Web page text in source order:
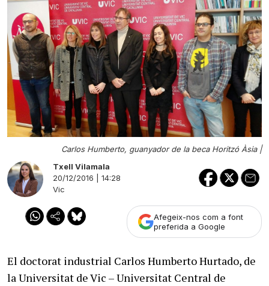
Carlos Humberto, guanyador de la beca Horitzó Àsia |
Txell Vilamala
20/12/2016 | 14:28
Vic
Afegeix-nos com a font
preferida a Google
El doctorat industrial Carlos Humberto Hurtado, de
la Universitat de Vic – Universitat Central de